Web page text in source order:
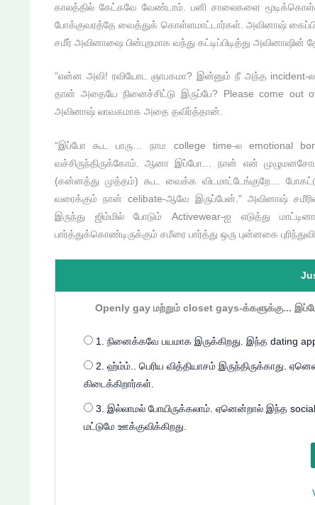
காலத்தில் கேட்கவே வேண்டாம். பனி சாலைகளை
போக்குவரத்தே வைத்துக் கொள்ளமாட்டார்கள். அவினாஷ்
சமீர் அவினாஷை பின்புறமாக வந்து கட்டிப்பிடித்து
“என்ன அவி! ரவியோட ஞாபகமா? இன்னும் நீ அந்த incident-ல
தான் அதையே நினைச்சிட்டு இருப்பே? Please come
அவினாஷ் லாவகமாக அதை தவிர்த்தான்.
“இப்போ கூட பாரு… நாம college time-ல
வச்சிருந்திருக்கோம். ஆனா இப்போ… நான் என்
(கன்னத்து முத்தம்) கூட வைக்க விடமாட்டேங்குறே…
வரைக்கும் நான் celibate-ஆவே இருப்பேன்.” அவினாஷ்
இருந்து ஜிம்மில் போடும் Activewear-ஐ எடுத்து
பார்த்துக்கொண்டிருக்கும் சமீரை பார்த்து ஒரு புன்னகை
Openly gay மற்றும் closet gays-க்களுக்கு...
1. நினைக்கவே பயமாக இருக்கிறது. இந்த dating
2. ஹ்ம்ம்.. பெரிய வித்தியாசம் இருந்திருக்காது.
கிடைக்கிறார்கள்.
3. இல்லாமல் போயிருக்கலாம். ஏனென்றால் இந்த
மட்டுமே ஊக்குவிக்கிறது.